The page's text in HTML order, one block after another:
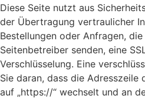
Diese Seite nutzt aus
der Übertragung vertraulicher
Bestellungen oder Anfragen, die
Seitenbetreiber senden, eine
Verschlüsselung. Eine
Sie daran, dass die Adresszeile
auf „https://“ wechselt und an